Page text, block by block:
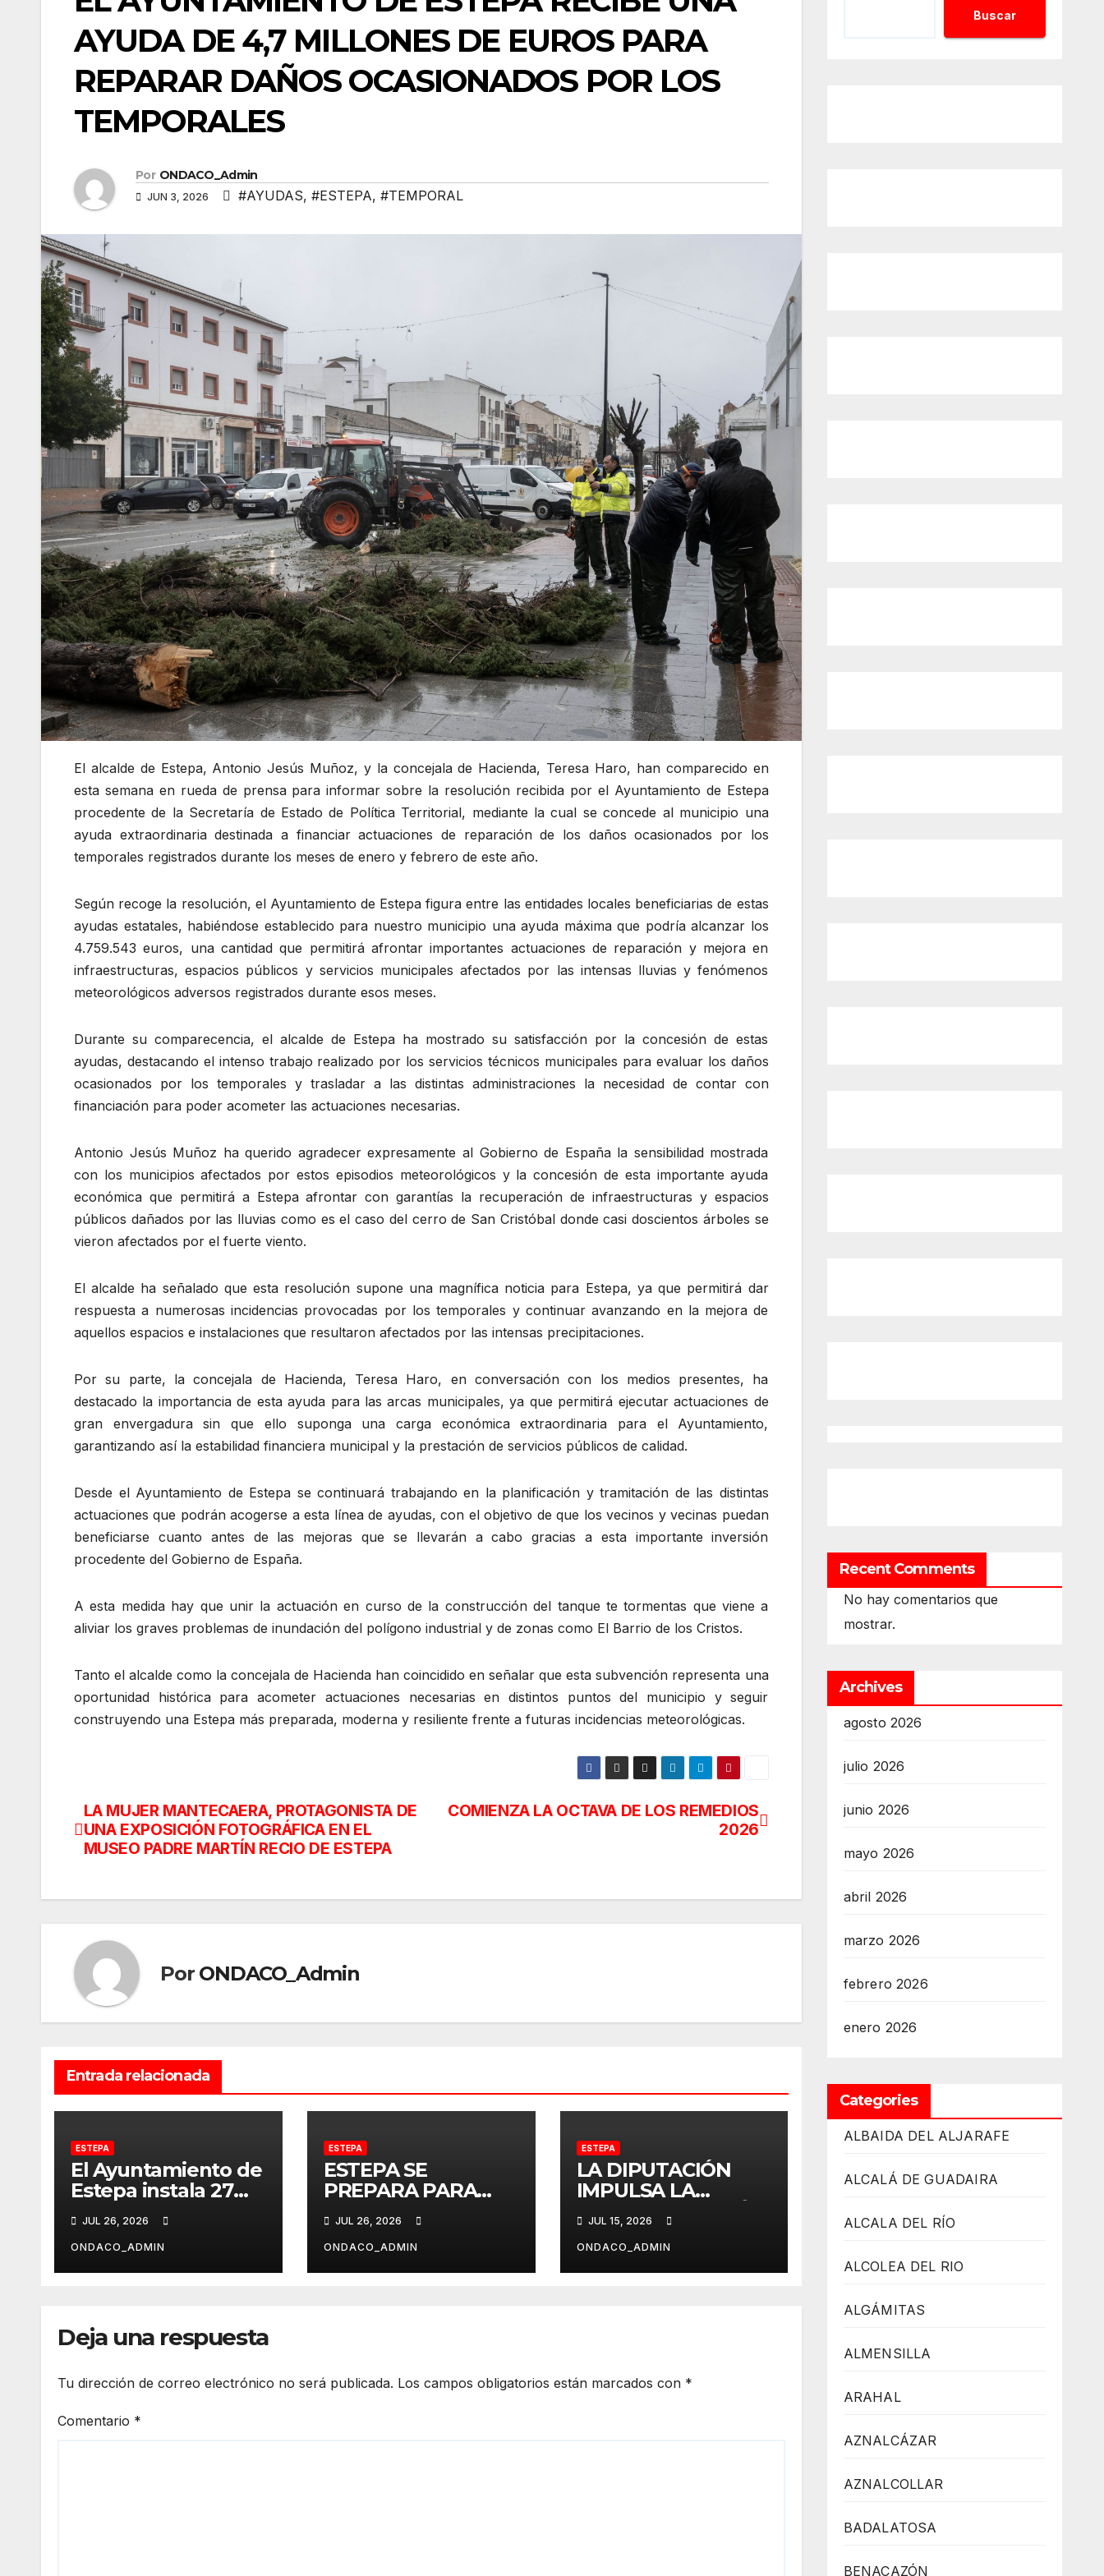
AYUDA DE 4,7 MILLONES DE EUROS PARA
REPARAR DAÑOS OCASIONADOS POR LOS
TEMPORALES
Por ONDACO_Admin
JUN 3, 2026 #AYUDAS, #ESTEPA, #TEMPORAL
El alcalde de Estepa, Antonio Jesús Muñoz, y la concejala de Hacienda, Teresa Haro, han comparecido en
esta semana en rueda de prensa para informar sobre la resolución recibida por el Ayuntamiento de Estepa
procedente de la Secretaría de Estado de Política Territorial, mediante la cual se concede al municipio una
ayuda extraordinaria destinada a financiar actuaciones de reparación de los daños ocasionados por los
temporales registrados durante los meses de enero y febrero de este año.
Según recoge la resolución, el Ayuntamiento de Estepa figura entre las entidades locales beneficiarias de estas
ayudas estatales, habiéndose establecido para nuestro municipio una ayuda máxima que podría alcanzar los
4.759.543 euros, una cantidad que permitirá afrontar importantes actuaciones de reparación y mejora en
infraestructuras, espacios públicos y servicios municipales afectados por las intensas lluvias y fenómenos
meteorológicos adversos registrados durante esos meses.
Durante su comparecencia, el alcalde de Estepa ha mostrado su satisfacción por la concesión de estas
ayudas, destacando el intenso trabajo realizado por los servicios técnicos municipales para evaluar los daños
ocasionados por los temporales y trasladar a las distintas administraciones la necesidad de contar con
financiación para poder acometer las actuaciones necesarias.
Antonio Jesús Muñoz ha querido agradecer expresamente al Gobierno de España la sensibilidad mostrada
con los municipios afectados por estos episodios meteorológicos y la concesión de esta importante ayuda
económica que permitirá a Estepa afrontar con garantías la recuperación de infraestructuras y espacios
públicos dañados por las lluvias como es el caso del cerro de San Cristóbal donde casi doscientos árboles se
vieron afectados por el fuerte viento.
El alcalde ha señalado que esta resolución supone una magnífica noticia para Estepa, ya que permitirá dar
respuesta a numerosas incidencias provocadas por los temporales y continuar avanzando en la mejora de
aquellos espacios e instalaciones que resultaron afectados por las intensas precipitaciones.
Por su parte, la concejala de Hacienda, Teresa Haro, en conversación con los medios presentes, ha
destacado la importancia de esta ayuda para las arcas municipales, ya que permitirá ejecutar actuaciones de
gran envergadura sin que ello suponga una carga económica extraordinaria para el Ayuntamiento,
garantizando así la estabilidad financiera municipal y la prestación de servicios públicos de calidad.
Desde el Ayuntamiento de Estepa se continuará trabajando en la planificación y tramitación de las distintas
actuaciones que podrán acogerse a esta línea de ayudas, con el objetivo de que los vecinos y vecinas puedan
beneficiarse cuanto antes de las mejoras que se llevarán a cabo gracias a esta importante inversión
procedente del Gobierno de España.
A esta medida hay que unir la actuación en curso de la construcción del tanque te tormentas que viene a
aliviar los graves problemas de inundación del polígono industrial y de zonas como El Barrio de los Cristos.
Tanto el alcalde como la concejala de Hacienda han coincidido en señalar que esta subvención representa una
oportunidad histórica para acometer actuaciones necesarias en distintos puntos del municipio y seguir
construyendo una Estepa más preparada, moderna y resiliente frente a futuras incidencias meteorológicas.
Navegación
de
COMIENZA LA OCTAVA DE LOS REMEDIOS
2026
LA MUJER MANTECAERA, PROTAGONISTA DE
UNA EXPOSICIÓN FOTOGRÁFICA EN EL
MUSEO PADRE MARTÍN RECIO DE ESTEPA
Por ONDACO_Admin
Entrada relacionada
ESTEPA
El Ayuntamiento de
Estepa instala 27
cuadros eléctricos
del alumbrado
público financiados
por la Diputación
JUL 26, 2026
ONDACO_ADMIN
ESTEPA
ESTEPA SE
PREPARA PARA
UNA NOCHE
HISTÓRICA
JUL 26, 2026
ONDACO_ADMIN
ESTEPA
LA DIPUTACIÓN
IMPULSA LA
TRANSFORMACIÓN
DIGITAL DEL
TURISMO
JUL 15, 2026
ONDACO_ADMIN
Deja una respuesta
Tu dirección de correo electrónico no será publicada. Los campos obligatorios están marcados con *
Comentario *
Buscar
Recent Comments
No hay comentarios que
mostrar.
Archives
agosto 2026
julio 2026
junio 2026
mayo 2026
abril 2026
marzo 2026
febrero 2026
enero 2026
Categories
ALBAIDA DEL ALJARAFE
ALCALÁ DE GUADAIRA
ALCALA DEL RÍO
ALCOLEA DEL RIO
ALGÁMITAS
ALMENSILLA
ARAHAL
AZNALCÁZAR
AZNALCOLLAR
BADALATOSA
BENACAZÓN